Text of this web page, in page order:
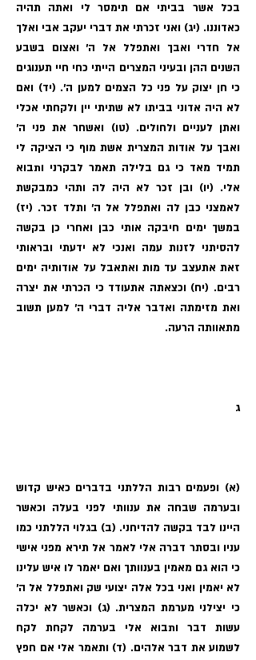
בכל אשר בביתי אם תימסר לי ואתה תהיה
כאדוננו. (יג) ואני זכרתי את דברי יעקב אבי ואלך
אל חדרי ואבך ואתפלל אל ה׳ ואצום בשבע
השנים ההן ובעיני המצרים הייתי כחי חיי תענוגים
כי חן יצוק על פני כל הצמים למען ה׳. (יד) ואם
לא היה אדוני בביתו לא שתיתי יין ולקחתי אכלי
ואתן לעניים ולחולים. (טו) ואשחר את פני ה׳
ואבך על אודות המצרית אשת מוף כי הציקה לי
תמיד מאד כי גם בלילה תאמר לבקרני ותבוא
אלי. (יו) ובן זכר לא היה לה ותהי כמבקשת
לאמצני כבן לה ואתפלל אל ה׳ ותלד זכר. (יז)
במשך ימים חיבקה אותי כבן ואחרי כן בקשה
להסיתני לזנות עמה ואנכי לא ידעתי ובראותי
זאת אתעצב עד מות ואתאבל על אודותיה ימים
רבים. (יח) וכצאתה אתעודד כי הכרתי את יצרה
ואת מזימתה ואדבר אליה דברי ה׳ למען תשוב
מתאוותה הרעה.
ג
(א) ופעמים רבות הללתני בדברים כאיש קדוש
ובערמה שבחה את ענוותי לפני בעלה וכאשר
היינו לבד בקשה להדיחני. (ב) בגלוי הללתני כמו
עניו ובסתר דברה אלי לאמר אל תירא מפני אישי
כי הוא גם מאמין בענוותך ואם יאמר לו איש עלינו
לא יאמין ואני בכל אלה יצועי שק ואתפלל אל ה׳
כי יצילני מערמת המצרית. (ג) וכאשר לא יכלה
עשות דבר ותבוא אלי בערמה לקחת לקח
לשמוע את דבר אלהים. (ד) ותאמר אלי אם חפץ